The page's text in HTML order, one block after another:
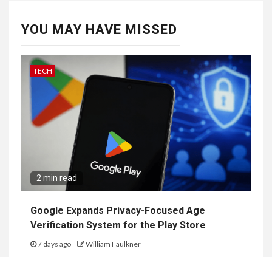
YOU MAY HAVE MISSED
TECH
2 min read
Google Expands Privacy-Focused Age
Verification System for the Play Store
7 days ago William Faulkner